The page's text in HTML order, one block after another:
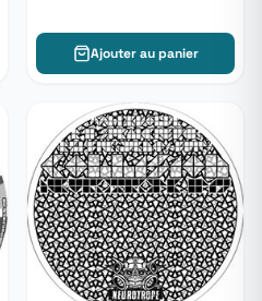
Ajouter au panier